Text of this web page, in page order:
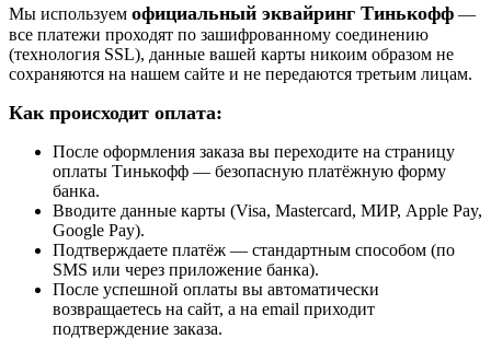
Мы используем официальный эквайринг Тинькофф —
все платежи проходят по зашифрованному соединению
(технология SSL), данные вашей карты никоим образом не
сохраняются на нашем сайте и не передаются третьим лицам.
Как происходит оплата:
После оформления заказа вы переходите на страницу
оплаты Тинькофф — безопасную платёжную форму
банка.
Вводите данные карты (Visa, Mastercard, МИР, Apple Pay,
Google Pay).
Подтверждаете платёж — стандартным способом (по
SMS или через приложение банка).
После успешной оплаты вы автоматически
возвращаетесь на сайт, а на email приходит
подтверждение заказа.